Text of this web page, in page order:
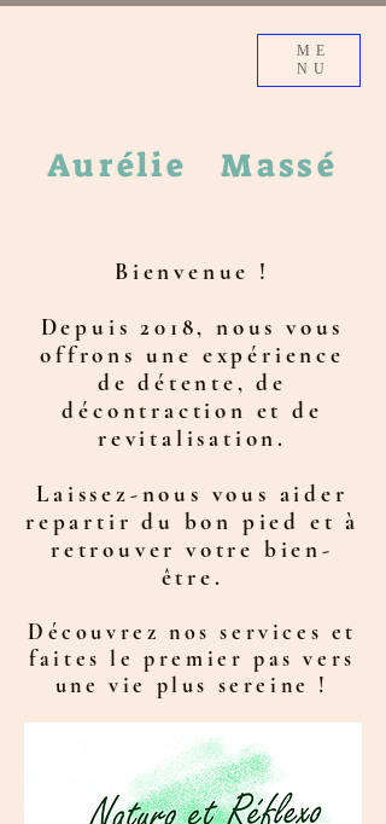
ME
NU
Bienvenue !
Depuis 2018, nous vous
offrons une expérience
de détente, de
décontraction et de
revitalisation.
Laissez-nous vous aider
repartir du bon pied et à
retrouver votre bien-
être.
Découvrez nos services et
faites le premier pas vers
une vie plus sereine !
Aurélie Massé